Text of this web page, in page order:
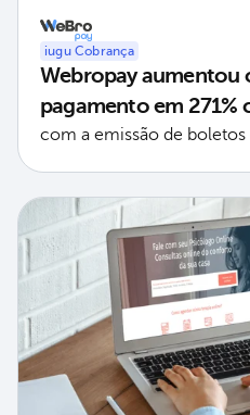
iugu Cobrança
Webropay aumentou
pagamento em 271%
com a emissão de